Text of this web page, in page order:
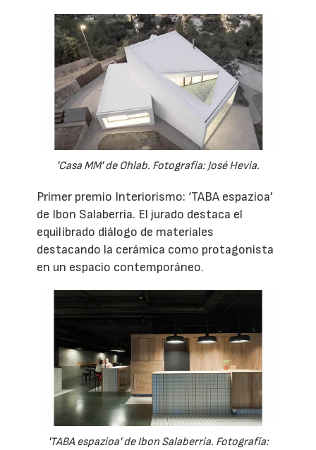
'Casa MM' de Ohlab. Fotografía: José Hevia.
Primer premio Interiorismo: ‘TABA espazioa’
de Ibon Salaberria. El jurado destaca el
equilibrado diálogo de materiales
destacando la cerámica como protagonista
en un espacio contemporáneo.
'TABA espazioa' de Ibon Salaberria. Fotografía: